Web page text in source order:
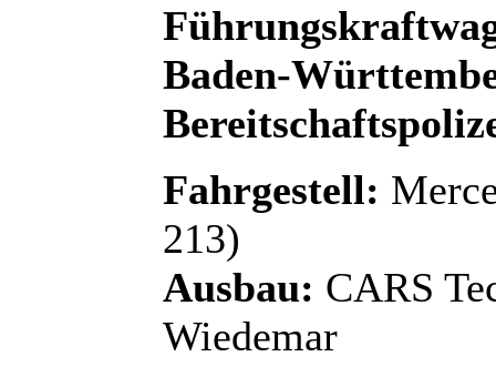
Baden-
Fahrgestell:
213)
Ausbau: CARS
Wiedemar